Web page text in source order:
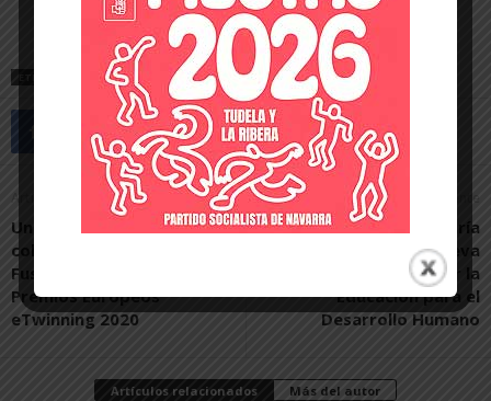
MOTOR NISSAN UNSAIN UNSAIN MOTOR
Artículo anterior
Un proyecto de los
colegios de Ablitas y
Fustiñana, finalista de los
Premios Europeos
eTwinning 2020
Artículo siguiente
Compañía de María
apuesta por una nueva
forma de trabajar la
Educación para el
Desarrollo Humano
Artículos relacionados Más del autor